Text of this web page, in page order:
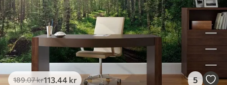
189.07kr113 .44 kr 5